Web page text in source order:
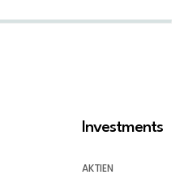
Investments
AKTIEN